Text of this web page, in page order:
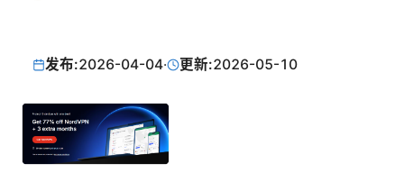
发布:2026-04-04· 更新:2026-05-10